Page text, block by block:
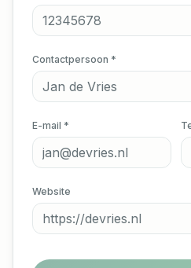
Contactpersoon *
E-mail *
Website